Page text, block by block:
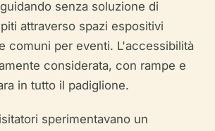
senza soluzione di
attraverso spazi espositivi
comuni per eventi. L'accessibilità
considerata, con rampe e
in tutto il padiglione.
sperimentavano un